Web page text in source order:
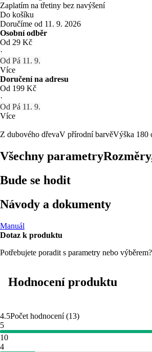
Zaplatím na třetiny bez navýšení
Do košíku
Doručíme od 11. 9. 2026
Osobní odběr
Od 29 Kč
·
Od Pá 11. 9.
Více
Doručení na adresu
Od 199 Kč
·
Od Pá 11. 9.
Více
Z dubového dřevaV přírodní barvěVýška 180
Všechny parametry
Bude se hodit
Návody a dokumenty
Manuál
Dotaz k produktu
Potřebujete poradit s parametry nebo výběrem?
Hodnocení produktu
4.5Počet hodnocení(13)
5
10
4